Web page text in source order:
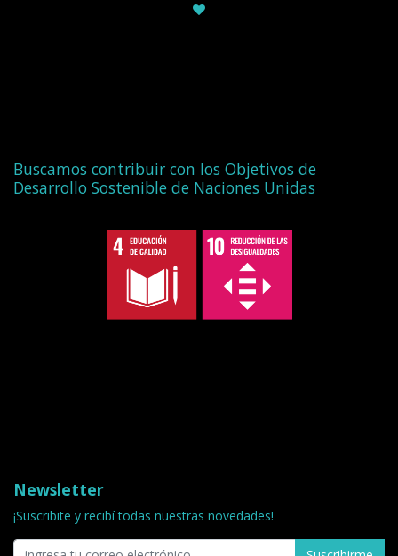
Buscamos contribuir con los Objetivos de
Desarrollo Sostenible de Naciones Unidas
Newsletter
¡Suscribite y recibí todas nuestras novedades!